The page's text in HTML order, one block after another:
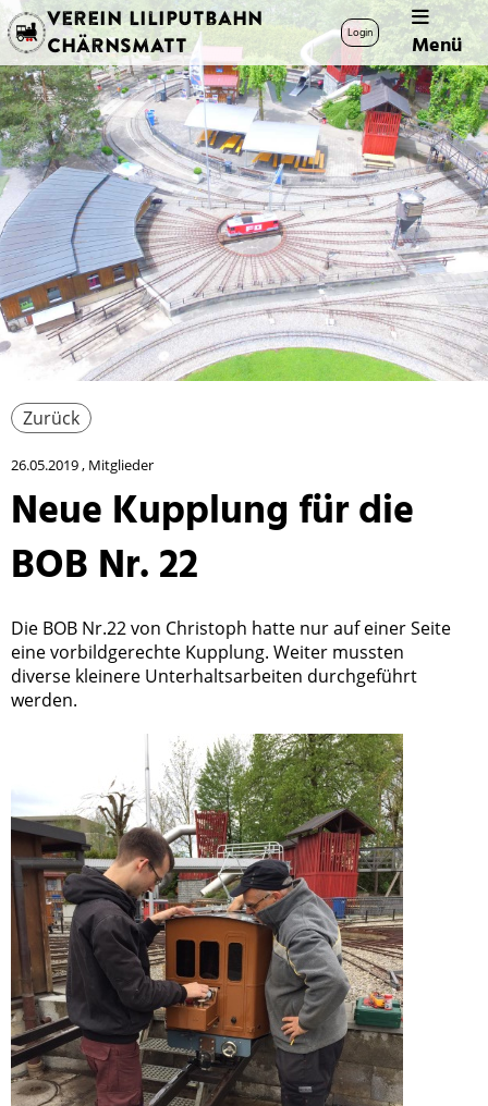
Verein Liliputbahn
Chärnsmatt
Login Menü
Zurück
26.05.2019, Mitglieder
Neue Kupplung für die
BOB Nr. 22
Die BOB Nr.22 von Christoph hatte nur auf einer Seite
eine vorbildgerechte Kupplung. Weiter mussten
diverse kleinere Unterhaltsarbeiten durchgeführt
werden.